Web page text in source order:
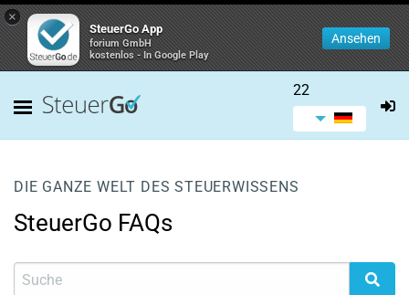
×
SteuerGo App
forium GmbH
kostenlos - In Google Play
Ansehen
22
DIE GANZE WELT DES STEUERWISSENS
SteuerGo FAQs